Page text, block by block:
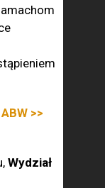
>>
Wydział